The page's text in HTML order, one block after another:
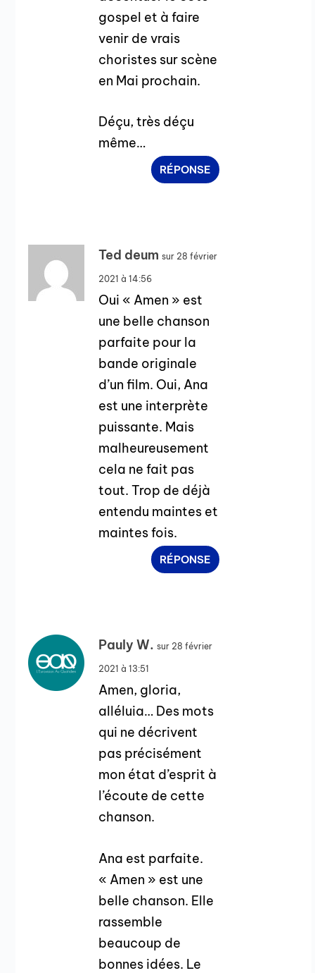
gospel et à faire
venir de vrais
choristes sur scène
en Mai prochain.
Déçu, très déçu
même…
RÉPONSE
Ted deum sur 28 février
2021 à 14:56
Oui « Amen » est
une belle chanson
parfaite pour la
bande originale
d’un film. Oui, Ana
est une interprète
puissante. Mais
malheureusement
cela ne fait pas
tout. Trop de déjà
entendu maintes et
maintes fois.
RÉPONSE
Pauly W. sur 28 février
2021 à 13:51
Amen, gloria,
alléluia… Des mots
qui ne décrivent
pas précisément
mon état d’esprit à
l’écoute de cette
chanson.
Ana est parfaite.
« Amen » est une
belle chanson. Elle
rassemble
beaucoup de
bonnes idées. Le